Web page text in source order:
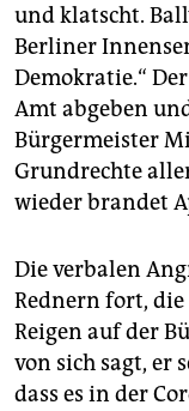
und klatscht.
Berliner
Demokratie.“
Amt abgeben
Bürgermeister
Grundrechte
wieder brandet
Die verbalen
Rednern fort,
Reigen auf der
von sich sagt, er
dass es in der